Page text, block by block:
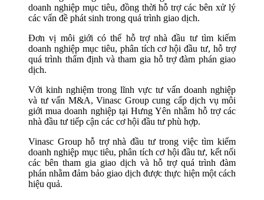
doanh nghiệp mục tiêu, đồng thời hỗ trợ các bên xử lý
các vấn đề phát sinh trong quá trình giao dịch.
Đơn vị môi giới có thể hỗ trợ nhà đầu tư tìm kiếm
doanh nghiệp mục tiêu, phân tích cơ hội đầu tư, hỗ trợ
quá trình thẩm định và tham gia hỗ trợ đàm phán giao
dịch.
Với kinh nghiệm trong lĩnh vực tư vấn doanh nghiệp
và tư vấn M&A, Vinasc Group cung cấp dịch vụ môi
giới mua doanh nghiệp tại Hưng Yên nhằm hỗ trợ các
nhà đầu tư tiếp cận các cơ hội đầu tư phù hợp.
Vinasc Group hỗ trợ nhà đầu tư trong việc tìm kiếm
doanh nghiệp mục tiêu, phân tích cơ hội đầu tư, kết nối
các bên tham gia giao dịch và hỗ trợ quá trình đàm
phán nhằm đảm bảo giao dịch được thực hiện một cách
hiệu quả.